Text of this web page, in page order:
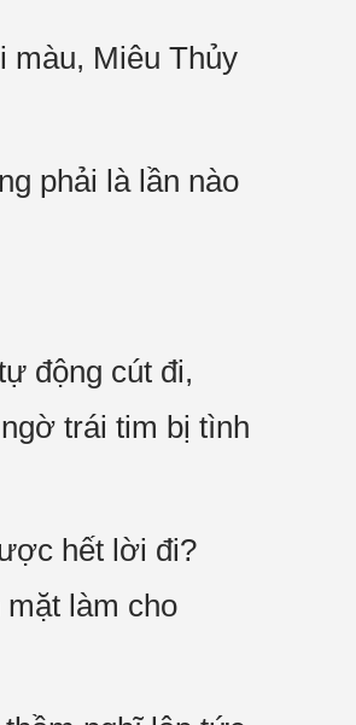
màu, Miêu Thủy
phải là lần nào
động cút đi,
trái tim bị tình
hết lời đi?
làm cho